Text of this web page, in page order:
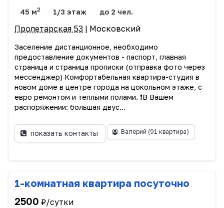
45 м2 1/3 этаж до 2 чел.
Пролетарская 53 | Московский
Заселение дистанционное, необходимо
предоставление документов - паспорт, главная
страница и страница прописки (отправка фото через
мессенджер) Комфортабельная квартира-студия в
новом доме в центре города на цокольном этаже, с
евро ремонтом и теплыми полами. ❗️В Вашем
распоряжении: большая двус...
показать контакты Валерий (91 квартира)
1-комнатная квартира посуточно
2500 ₽/сутки